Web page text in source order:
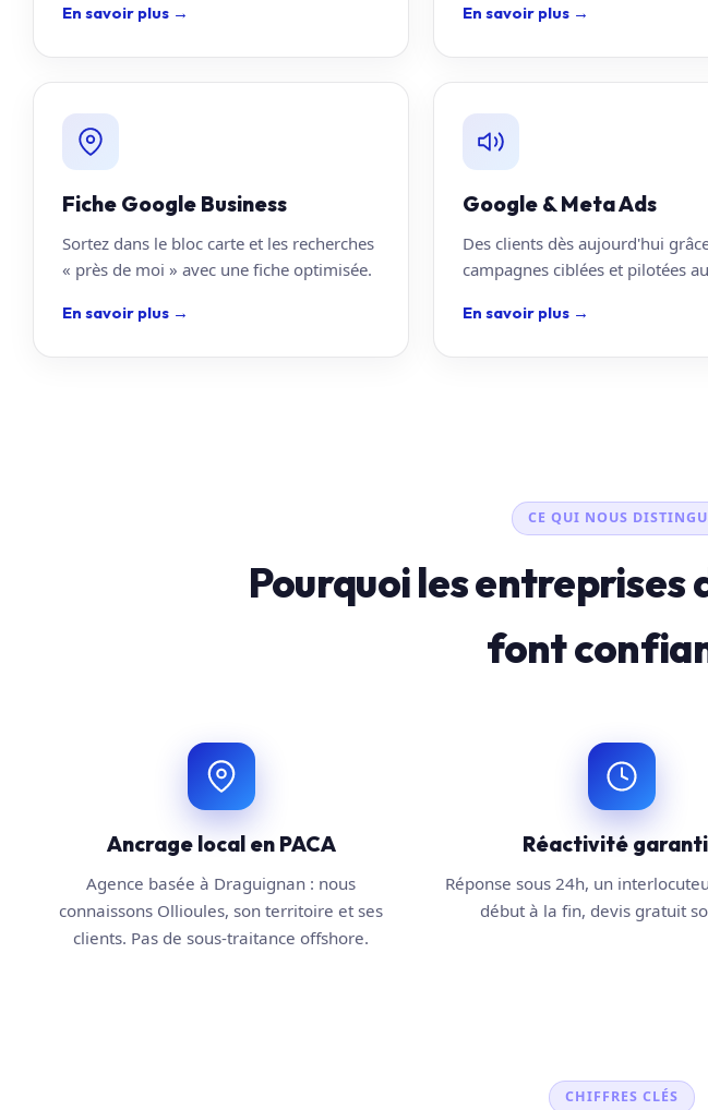
En savoir plus → En savoir plus →
Fiche Google Business
Sortez dans le bloc carte et les recherches
« près de moi » avec une fiche optimisée.
En savoir plus →
Google & Meta Ads
Des clients dès aujourd'hui
campagnes ciblées et pilotées
En savoir plus →
CE QUI NOUS
Pourquoi les entreprises
font
Ancrage local en PACA
Agence basée à Draguignan : nous
connaissons Ollioules, son territoire et ses
clients. Pas de sous-traitance offshore.
Réactivité
Réponse sous 24h, un
début à la fin, devis gratuit
CHIFFRES CLÉS